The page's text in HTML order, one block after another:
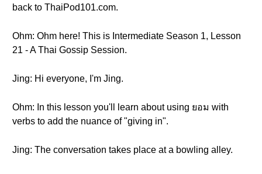
back to ThaiPod101.com.
Ohm: Ohm here! This is Intermediate Season 1, Lesson
21 - A Thai Gossip Session.
Jing: Hi everyone, I'm Jing.
Ohm: In this lesson you'll learn about using ยอม with
verbs to add the nuance of "giving in".
Jing: The conversation takes place at a bowling alley.